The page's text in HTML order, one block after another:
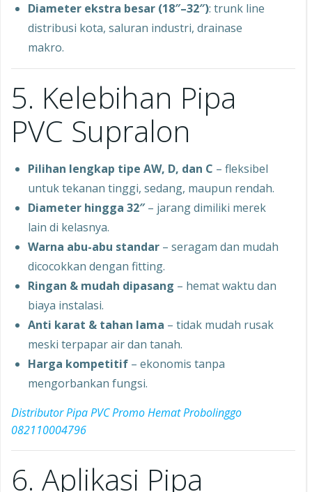
Diameter ekstra besar (18″–32″): trunk line
distribusi kota, saluran industri, drainase
makro.
5. Kelebihan Pipa
PVC Supralon
Pilihan lengkap tipe AW, D, dan C – fleksibel
untuk tekanan tinggi, sedang, maupun rendah.
Diameter hingga 32″– jarang dimiliki merek
lain di kelasnya.
Warna abu-abu standar – seragam dan mudah
dicocokkan dengan fitting.
Ringan & mudah dipasang – hemat waktu dan
biaya instalasi.
Anti karat & tahan lama – tidak mudah rusak
meski terpapar air dan tanah.
Harga kompetitif – ekonomis tanpa
mengorbankan fungsi.
Distributor Pipa PVC Promo Hemat Probolinggo
082110004796
6. Aplikasi Pipa